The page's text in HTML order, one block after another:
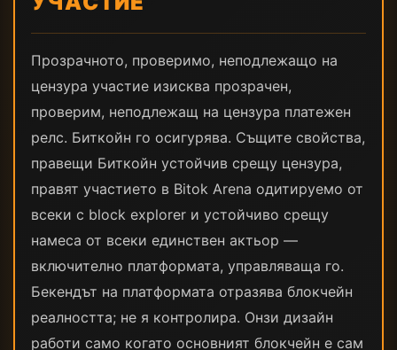
Прозрачното, проверимо, неподлежащо на
цензура участие изисква прозрачен,
проверим, неподлежащ на цензура платежен
релс. Биткойн го осигурява. Същите свойства,
правещи Биткойн устойчив срещу цензура,
правят участието в Bitok Arena одитируемо от
всеки с block explorer и устойчиво срещу
намеса от всеки единствен актьор —
включително платформата, управляваща го.
Бекендът на платформата отразява блокчейн
реалността; не я контролира. Онзи дизайн
работи само когато основният блокчейн е сам